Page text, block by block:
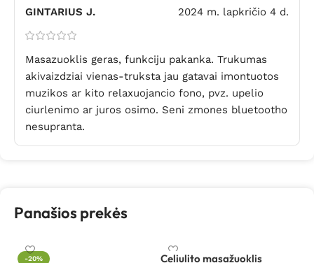
GINTARIUS J. 2024 m. lapkričio 4 d.
Masazuoklis geras, funkciju pakanka. Trukumas
akivaizdziai vienas-truksta jau gatavai imontuotos
muzikos ar kito relaxuojancio fono, pvz. upelio
ciurlenimo ar juros osimo. Seni zmones bluetootho
nesupranta.
Panašios prekės
-20%
Celiulito masažuoklis